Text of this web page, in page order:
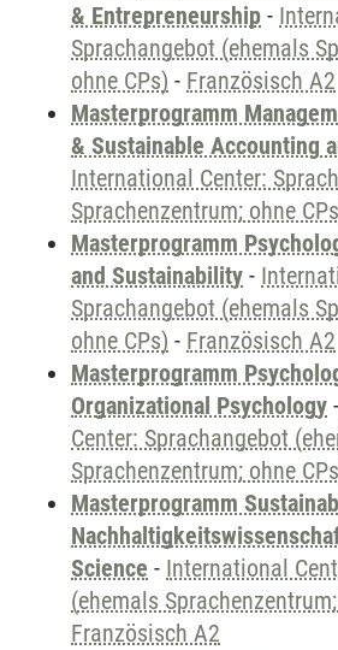
& Entrepreneurship -
Sprachangebot (ehemals
ohne CPs) - Französisch A2
Masterprogramm
& Sustainable Accounting
International Center:
Sprachenzentrum; ohne
Masterprogramm
and Sustainability -
Sprachangebot (ehemals
ohne CPs) - Französisch A2
Masterprogramm
Organizational Psychology -
Center: Sprachangebot
Sprachenzentrum; ohne
Masterprogramm
Science - International
(ehemals
Französisch A2